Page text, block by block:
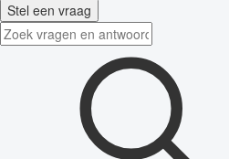
Stel een vraag